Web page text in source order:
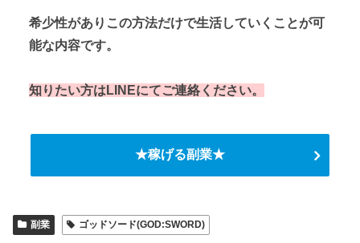
希少性がありこの方法だけで生活していくことが可
能な内容です。
知りたい方はLINEにてご連絡ください。
★稼げる副業★
副業 ゴッドソード(GOD:SWORD)